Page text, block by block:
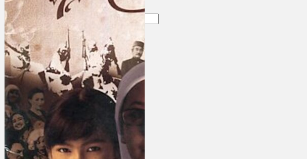
Gelintar
×